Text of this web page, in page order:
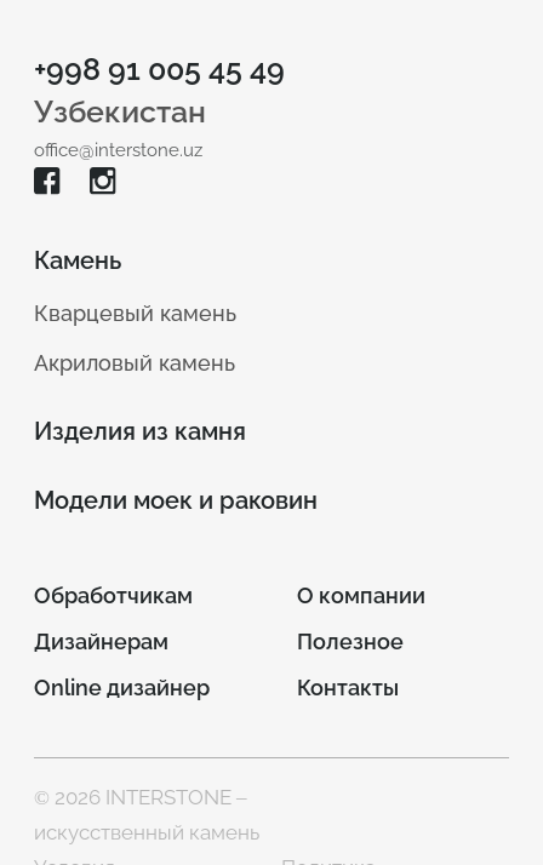
+998 91 005 45 49
Узбекистан
office@interstone.uz
Камень
Кварцевый камень
Акриловый камень
Изделия из камня
Модели моек и раковин
Обработчикам
Дизайнерам
Online дизайнер
О компании
Полезное
Контакты
© 2026 INTERSTONE –
искусственный камень